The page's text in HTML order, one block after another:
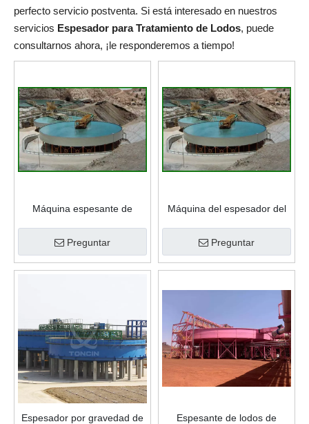
perfecto servicio postventa. Si está interesado en nuestros
servicios Espesador para Tratamiento de Lodos, puede
consultarnos ahora, ¡le responderemos a tiempo!
Máquina espesante de
de espesador de lodos de
minería de alta eficiencia
Preguntar
Máquina del espesador del
del equipo del tanque de
sedimentación de la
explotación minera del
espesador
Preguntar
Espesador por gravedad de
Espesante de lodos de